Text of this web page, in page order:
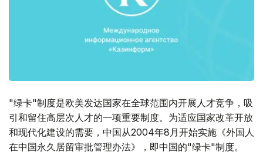
"绿卡"制度是欧美发达国家在全球范围内开展人才竞争，吸
引和留住高层次人才的一项重要制度。为适应国家改革开放
和现代化建设的需要，中国从2004年8月开始实施《外国人
在中国永久居留审批管理办法》，即中国的"绿卡"制度。